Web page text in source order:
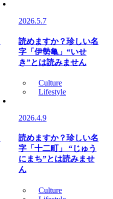
2026.5.7
読めますか？珍しい名
字「伊勢亀」“いせ
き”とは読みません
Culture
Lifestyle
2026.4.9
読めますか？珍しい名
字「十二町」 “じゅう
にまち”とは読みませ
ん
Culture